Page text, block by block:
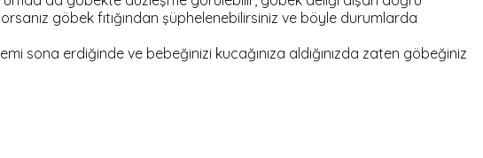
göbek fıtığından şüphelenebilirsiniz ve böyle durumlarda
sona erdiğinde ve bebeğinizi kucağınıza aldığınızda zaten göbeğiniz